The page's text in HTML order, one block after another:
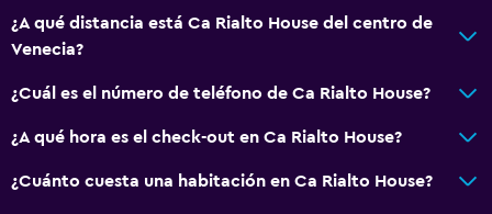
¿A qué distancia está Ca Rialto House del centro de
Venecia?
¿Cuál es el número de teléfono de Ca Rialto House?
¿A qué hora es el check-out en Ca Rialto House?
¿Cuánto cuesta una habitación en Ca Rialto House?